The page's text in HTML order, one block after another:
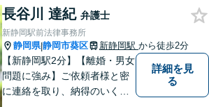
だける最善の解決を目指しま
す。【ウェブ予約システムで
迅速な対応】
長谷川 達紀 弁護士
新静岡駅前法律事務所
静岡県|静岡市葵区 新静岡駅 から徒歩2分
【新静岡駅2分】【離婚・男女
問題に強み】ご依頼者様と密
に連絡を取り、納得のいく解
詳細を見
る